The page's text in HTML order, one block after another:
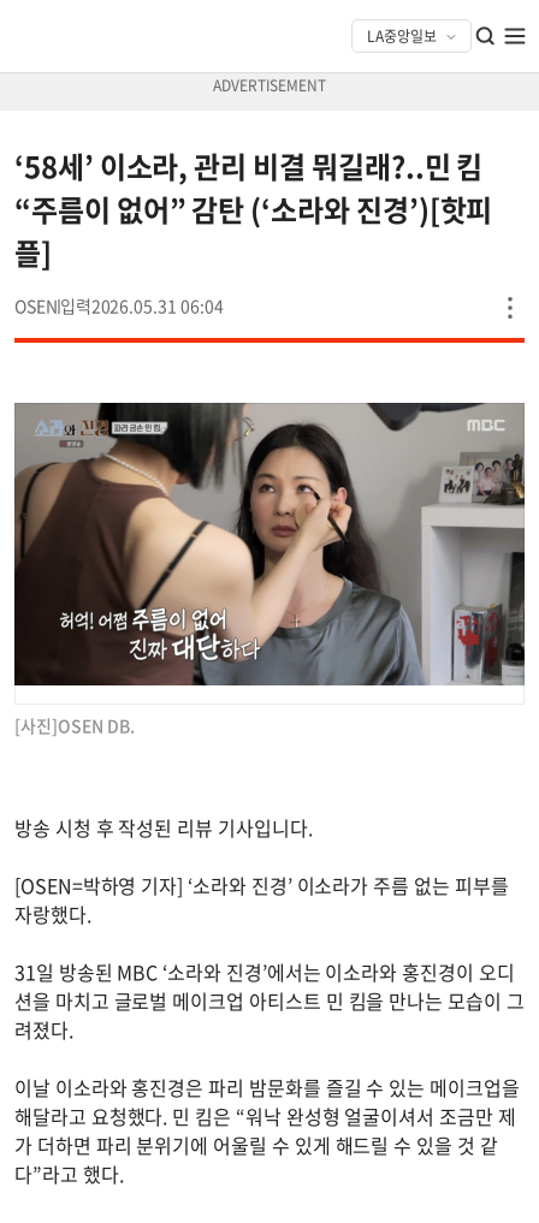
‘58세’ 이소라, 관리 비결 뭐길래?..민 킴
“주름이 없어” 감탄 (‘소라와 진경’)[핫피
플]
OSEN 2026.05.31 06:04
[사진]OSEN DB.
방송 시청 후 작성된 리뷰 기사입니다.
[OSEN=박하영 기자] ‘소라와 진경’ 이소라가 주름 없는 피부를
자랑했다.
31일 방송된 MBC ‘소라와 진경’에서는 이소라와 홍진경이 오디
션을 마치고 글로벌 메이크업 아티스트 민 킴을 만나는 모습이 그
려졌다.
이날 이소라와 홍진경은 파리 밤문화를 즐길 수 있는 메이크업을
해달라고 요청했다. 민 킴은 “워낙 완성형 얼굴이셔서 조금만 제
가 더하면 파리 분위기에 어울릴 수 있게 해드릴 수 있을 것 같
다”라고 했다.